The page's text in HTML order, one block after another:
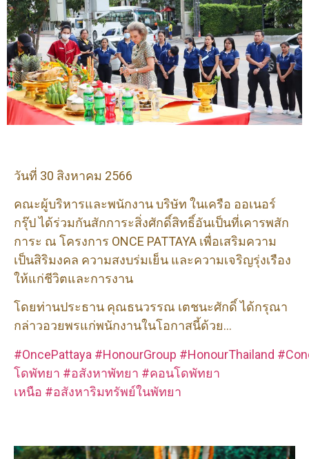
วันที่ 30 สิงหาคม 2566
คณะผู้บริหารและพนักงาน บริษัท ในเครือ ออเนอร์
กรุ๊ป ได้ร่วมกันสักการะสิ่งศักดิ์สิทธิ์อันเป็นที่เคารพสัก
การะ ณ โครงการ ONCE PATTAYA เพื่อเสริมความ
เป็นสิริมงคล ความสงบร่มเย็น และความเจริญรุ่งเรือง
ให้แก่ชีวิตและการงาน
โดยท่านประธาน คุณธนวรรณ เตชนะศักดิ์ ได้กรุณา
กล่าวอวยพรแก่พนักงานในโอกาสนี้ด้วย…
#OncePattaya #HonourGroup #HonourThailand
โดพัทยา #อสังหาพัทยา #คอนโดพัทยา
เหนือ #อสังหาริมทรัพย์ในพัทยา